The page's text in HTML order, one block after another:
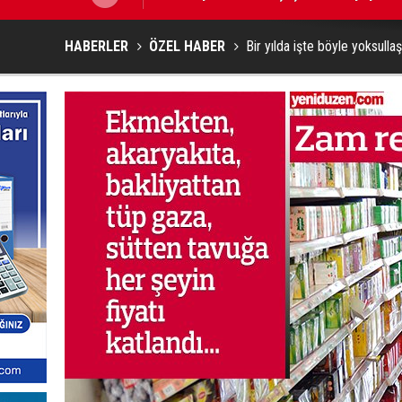
HABERLER ÖZEL HABER Bir yılda işte böyle